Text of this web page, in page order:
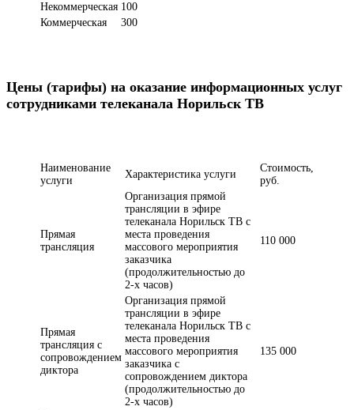
Некоммерческая 100
Коммерческая
300
Цены (тарифы) на оказание информационных услуг
сотрудниками телеканала Норильск ТВ
Наименование
услуги
Характеристика услуги
Стоимость,
руб.
Прямая
трансляция
Организация прямой
трансляции в эфире
телеканала Норильск ТВ с
места проведения
массового мероприятия
заказчика
(продолжительностью до
2-х часов)
110 000
Прямая
трансляция с
сопровождением
диктора
Организация прямой
трансляции в эфире
телеканала Норильск ТВ с
места проведения
массового мероприятия
заказчика с
сопровождением диктора
(продолжительностью до
2-х часов)
135 000